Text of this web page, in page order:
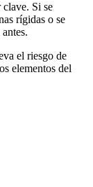
clave. Si se
rígidas o se
el riesgo de
elementos del